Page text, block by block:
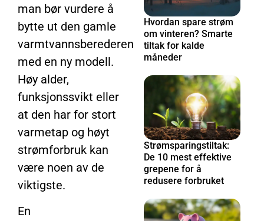
man bør vurdere å
bytte ut den gamle
varmtvannsberederen
med en ny modell.
Høy alder,
funksjonssvikt eller
at den har for stort
varmetap og høyt
strømforbruk kan
være noen av de
viktigste.
En
Hvordan spare strøm
om vinteren? Smarte
tiltak for kalde
måneder
Strømsparingstiltak:
De 10 mest effektive
grepene for å
redusere forbruket